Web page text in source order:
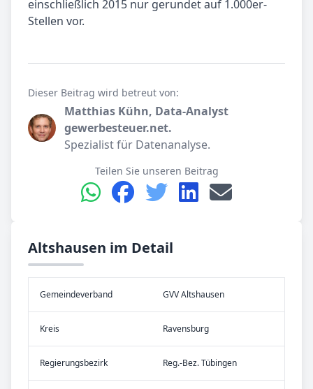
einschließlich 2015 nur gerundet auf 1.000er-
Stellen vor.
Dieser Beitrag wird betreut von:
Matthias Kühn, Data-Analyst
gewerbesteuer.net.
Spezialist für Datenanalyse.
Teilen Sie unseren Beitrag
Altshausen im Detail
Gemeinde­verband GVV Altshausen
Kreis Ravensburg
Re­gier­ungs­bezirk Reg.-Bez. Tübingen